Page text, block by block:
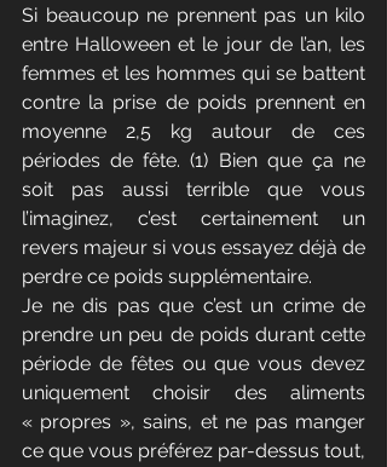
Si beaucoup ne prennent pas un kilo
entre Halloween et le jour de l’an, les
femmes et les hommes qui se battent
contre la prise de poids prennent en
moyenne 2,5 kg autour de ces
périodes de fête. (1) Bien que ça ne
soit pas aussi terrible que vous
l’imaginez, c’est certainement un
revers majeur si vous essayez déjà de
perdre ce poids supplémentaire.
Je ne dis pas que c’est un crime de
prendre un peu de poids durant cette
période de fêtes ou que vous devez
uniquement choisir des aliments
« propres », sains, et ne pas manger
ce que vous préférez par-dessus tout,